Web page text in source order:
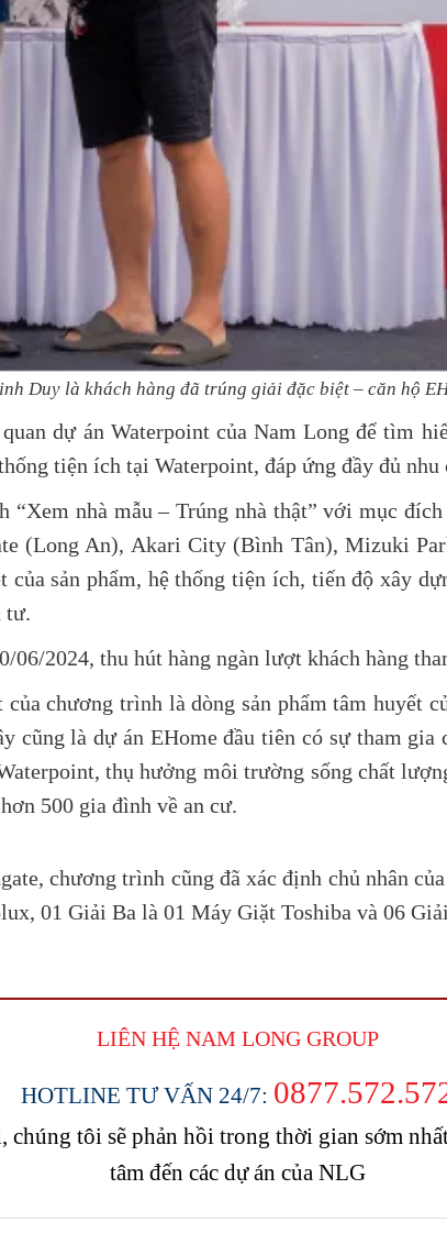
Duy là khách hàng đã trúng giải đặc biệt – căn hộ
dự án Waterpoint của Nam Long để tìm
tiện ích tại Waterpoint, đáp ứng đầy đủ nhu
nhà mẫu – Trúng nhà thật” với mục đích
(Long An), Akari City (Bình Tân), Mizuki
sản phẩm, hệ thống tiện ích, tiến độ xây
tư.
2024, thu hút hàng ngàn lượt khách hàng
chương trình là dòng sản phẩm tâm huyết
cũng là dự án EHome đầu tiên có sự tham
thụ hưởng môi trường sống chất
500 gia đình về an cư.
chương trình cũng đã xác định chủ nhân
01 Giải Ba là 01 Máy Giặt Toshiba và 06
LIÊN HỆ NAM LONGGROUP
HOTLINE TƯ VẤN 24/7:
tôi sẽ phản hồi trong thời gian sớm
tâm đến các dự án của NLG